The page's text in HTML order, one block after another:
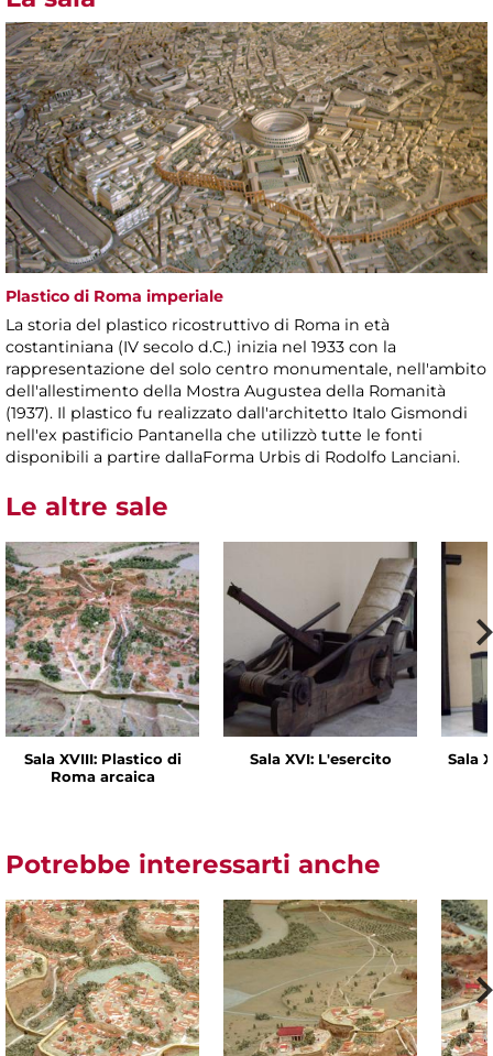
Plastico di Roma imperiale
La storia del plastico ricostruttivo di Roma in età
costantiniana (IV secolo d.C.) inizia nel 1933 con la
rappresentazione del solo centro monumentale, nell'ambito
dell'allestimento della Mostra Augustea della Romanità
(1937). Il plastico fu realizzato dall'architetto Italo Gismondi
nell'ex pastificio Pantanella che utilizzò tutte le fonti
disponibili a partire dallaForma Urbis di Rodolfo Lanciani.
Le altre sale
Sala XVIII: Plastico di
Roma arcaica
Sala XVI: L'esercito Sala
Potrebbe interessarti anche